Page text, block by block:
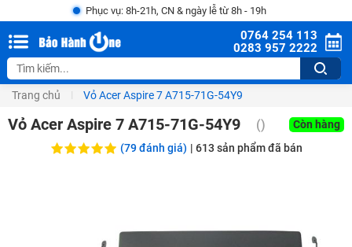
Phục vụ: 8h-21h, CN & ngày lễ từ 8h - 19h
0764 254 113
0283 957 2222
Trang chủ Vỏ Acer Aspire 7 A715-71G-54Y9
Vỏ Acer Aspire 7 A715-71G-54Y9 ()
Còn hàng
(79 đánh giá) | 613 sản phẩm đã bán